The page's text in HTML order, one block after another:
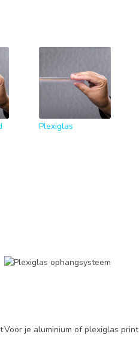
Plexiglas
Voor je aluminium of plexiglas print